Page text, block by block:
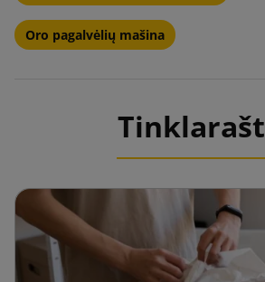
Oro pagalvėlių mašina